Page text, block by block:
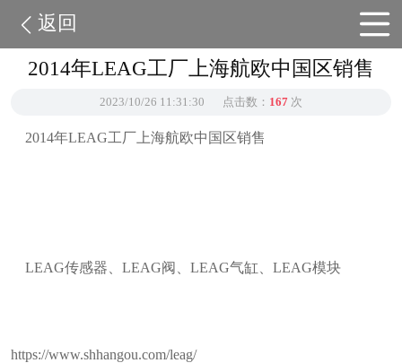
返回
2014年LEAG工厂上海航欧中国区销售
2023/10/26 11:31:30 点击数： 167 次
2014年LEAG工厂上海航欧中国区销售
LEAG传感器、LEAG阀、LEAG气缸、LEAG模块
https://www.shhangou.com/leag/